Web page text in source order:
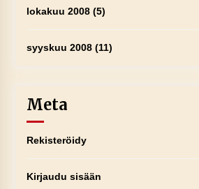
lokakuu 2008(5)
syyskuu 2008(11)
Meta
Rekisteröidy
Kirjaudu sisään